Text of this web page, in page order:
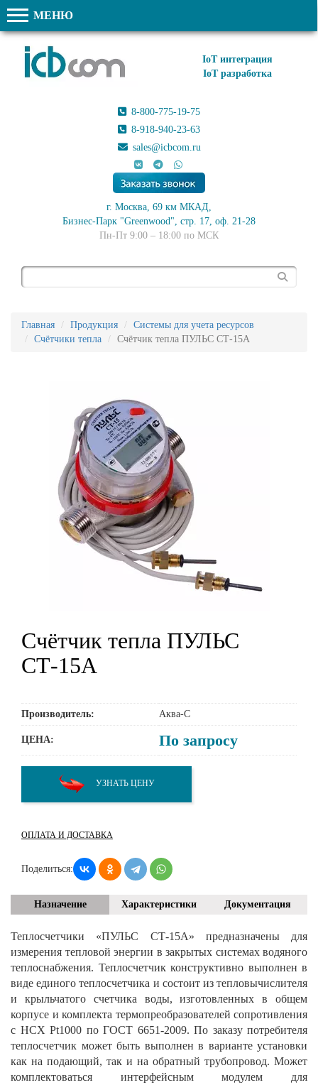
МЕНЮ
IoT интеграция
IoT разработка
8-800-775-19-75
8-918-940-23-63
sales@icbcom.ru
г. Москва, 69 км МКАД,
Бизнес-Парк "Greenwood", стр. 17, оф. 21-28
Пн-Пт 9:00 – 18:00 по МСК
Главная Продукция
Системы для учета ресурсов
Счётчики тепла
Счётчик тепла ПУЛЬС СТ-15А
Счётчик тепла ПУЛЬС
СТ-15А
Производитель: Аква-С
ЦЕНА: По запросу
УЗНАТЬ ЦЕНУ
ОПЛАТА И ДОСТАВКА
Поделиться:
Назначение Характеристики Документация
Теплосчетчики «ПУЛЬС СТ-15А» предназначены для
измерения тепловой энергии в закрытых системах водяного
теплоснабжения. Теплосчетчик конструктивно выполнен в
виде единого теплосчетчика и состоит из тепловычислителя
и крыльчатого счетчика воды, изготовленных в общем
корпусе и комплекта термопреобразователей сопротивления
с НСХ Pt1000 по ГОСТ 6651-2009. По заказу потребителя
теплосчетчик может быть выполнен в варианте установки
как на подающий, так и на обратный трубопровод. Может
комплектоваться интерфейсным модулем для